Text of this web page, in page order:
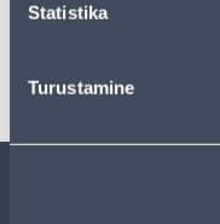
Statistika
Turustamine